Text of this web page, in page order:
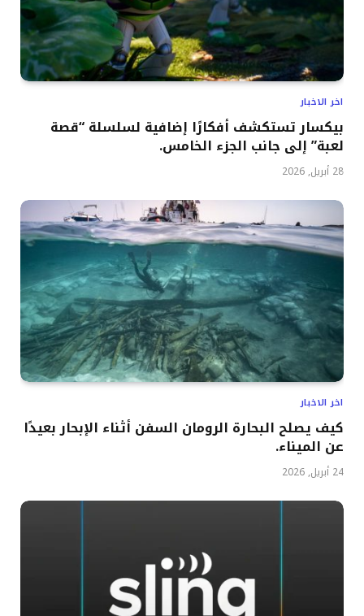
اخر الاخبار
بيكسار تستكشف أفكارًا إضافية لسلسلة “قصة
لعبة” إلى جانب الجزء الخامس.
28 أبريل, 2026
اخر الاخبار
كيف يصلح البحارة الرومان السفن أثناء الإبحار بعيدًا
عن الميناء.
24 أبريل, 2026